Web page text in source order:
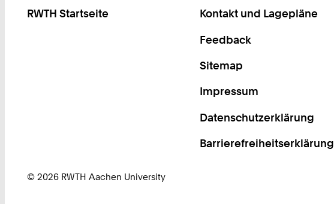
RWTH Startseite
Kontakt und Lagepläne
Feedback
Sitemap
Impressum
Datenschutzerklärung
Barrierefreiheitserklärung
© 2026 RWTH Aachen University